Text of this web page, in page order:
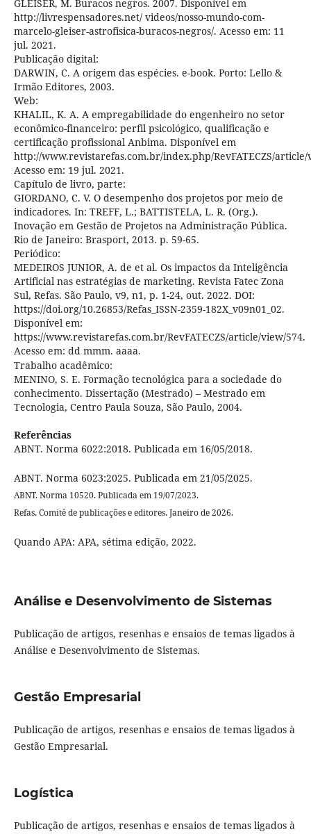
GLEISER, M. Buracos negros. 2007. Disponível em
http://livrespensadores.net/ videos/nosso-mundo-com-
marcelo-gleiser-astrofisica-buracos-negros/. Acesso em: 11
jul. 2021.
Publicação digital:
DARWIN, C. A origem das espécies. e-book. Porto: Lello &
Irmão Editores, 2003.
Web:
KHALIL, K. A. A empregabilidade do engenheiro no setor
econômico-financeiro: perfil psicológico, qualificação e
certificação profissional Anbima. Disponível em
http://www.revistarefas.com.br/index.php/RevFATECZS/article/
Acesso em: 19 jul. 2021.
Capítulo de livro, parte:
GIORDANO, C. V. O desempenho dos projetos por meio de
indicadores. In: TREFF, L.; BATTISTELA, L. R. (Org.).
Inovação em Gestão de Projetos na Administração Pública.
Rio de Janeiro: Brasport, 2013. p. 59-65.
Periódico:
MEDEIROS JUNIOR, A. de et al. Os impactos da Inteligência
Artificial nas estratégias de marketing. Revista Fatec Zona
Sul, Refas. São Paulo, v9, n1, p. 1-24, out. 2022. DOI:
https://doi.org/10.26853/Refas_ISSN-2359-182X_v09n01_02.
Disponível em:
https://www.revistarefas.com.br/RevFATECZS/article/view/574.
Acesso em: dd mmm. aaaa.
Trabalho acadêmico:
MENINO, S. E. Formação tecnológica para a sociedade do
conhecimento. Dissertação (Mestrado) – Mestrado em
Tecnologia, Centro Paula Souza, São Paulo, 2004.
Referências
ABNT. Norma 6022:2018. Publicada em 16/05/2018.
ABNT. Norma 6023:2025. Publicada em 21/05/2025.
ABNT. Norma 10520. Publicada em 19/07/2023.
Refas. Comitê de publicações e editores. Janeiro de 2026.
Quando APA: APA, sétima edição, 2022.
Análise e Desenvolvimento de Sistemas
Publicação de artigos, resenhas e ensaios de temas ligados à
Análise e Desenvolvimento de Sistemas.
Gestão Empresarial
Publicação de artigos, resenhas e ensaios de temas ligados à
Gestão Empresarial.
Logística
Publicação de artigos, resenhas e ensaios de temas ligados à